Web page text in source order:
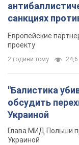
санкциях
Видео
Европейские
проекту
2 години тому 24,6
"Балистика
обсудить
Украиной
Глава МИД Польши
Украиной